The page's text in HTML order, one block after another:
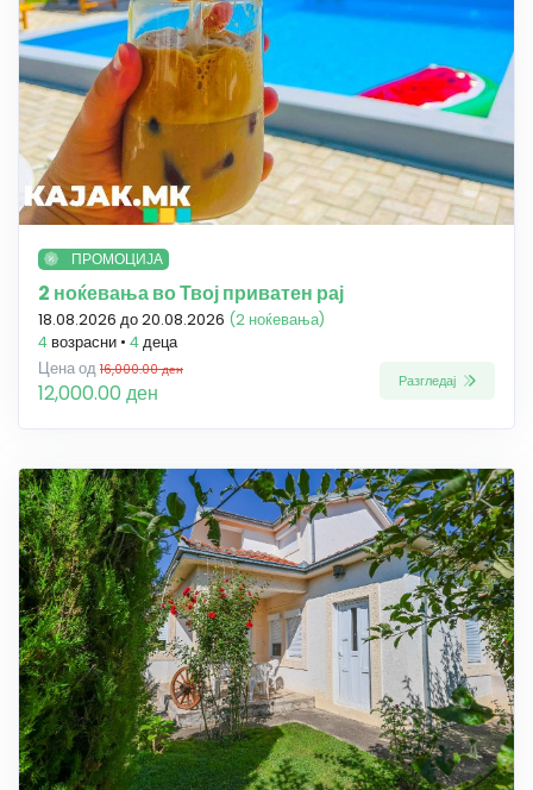
ПРОМОЦИЈА
2 ноќевања во Твој приватен рај
18.08.2026 до 20.08.2026 (2 ноќевања)
4 возрасни • 4деца
Цена од 16,000.00 ден
12,000.00 ден Разгледај